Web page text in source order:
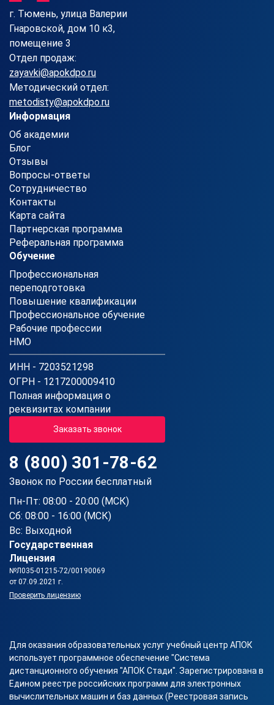
г. Тюмень, улица Валерии
Гнаровской, дом 10 к3,
помещение 3
Отдел продаж:
zayavki@apokdpo.ru
Методический отдел:
metodisty@apokdpo.ru
Информация
Об академии
Блог
Отзывы
Вопросы-ответы
Сотрудничество
Контакты
Карта сайта
Партнерская программа
Реферальная программа
Обучение
Профессиональная
переподготовка
Повышение квалификации
Профессиональное обучение
Рабочие профессии
НМО
ИНН - 7203521298
ОГРН - 1217200009410
Полная информация о
реквизитах компании
Заказать звонок
8 (800) 301-78-62
Звонок по России бесплатный
Пн-Пт: 08:00 - 20:00 (МСК)
Сб: 08:00 - 16:00 (МСК)
Вс: Выходной
Государственная
Лицензия
№Л035-01215-72/00190069
от 07.09.2021 г.
Проверить лицензию
Для оказания образовательных услуг учебный центр АПОК
использует программное обеспечение "Система
дистанционного обучения "АПОК Стади". Зарегистрирована в
Едином реестре российских программ для электронных
вычислительных машин и баз данных (Реестровая запись